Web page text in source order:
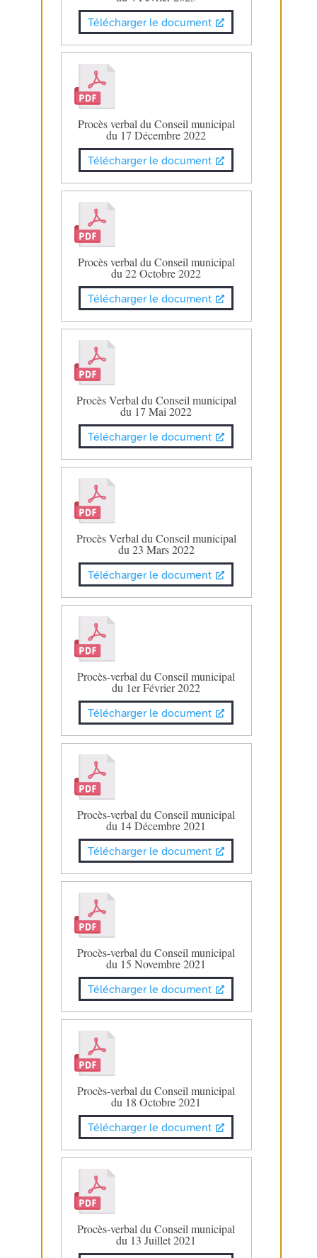
Télécharger le document
Procès verbal du Conseil municipal
du 17 Décembre 2022
Télécharger le document
Procès verbal du Conseil municipal
du 22 Octobre 2022
Télécharger le document
Procès Verbal du Conseil municipal
du 17 Mai 2022
Télécharger le document
Procès Verbal du Conseil municipal
du 23 Mars 2022
Télécharger le document
Procès-verbal du Conseil municipal
du 1er Février 2022
Télécharger le document
Procès-verbal du Conseil municipal
du 14 Décembre 2021
Télécharger le document
Procès-verbal du Conseil municipal
du 15 Novembre 2021
Télécharger le document
Procès-verbal du Conseil municipal
du 18 Octobre 2021
Télécharger le document
Procès-verbal du Conseil municipal
du 13 Juillet 2021